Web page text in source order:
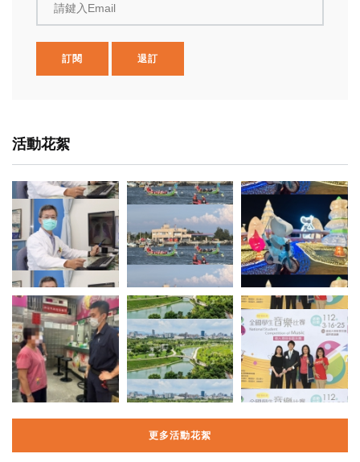
請鍵入Email
訂閱 退訂
活動花絮
更多活動花絮